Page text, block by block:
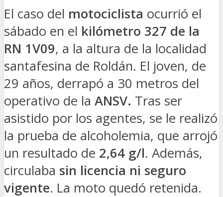
El caso del motociclista ocurrió el
sábado en el kilómetro 327 de la
RN 1V09, a la altura de la localidad
santafesina de Roldán. El joven, de
29 años, derrapó a 30 metros del
operativo de la ANSV. Tras ser
asistido por los agentes, se le realizó
la prueba de alcoholemia, que arrojó
un resultado de 2,64 g/l. Además,
circulaba sin licencia ni seguro
vigente. La moto quedó retenida.